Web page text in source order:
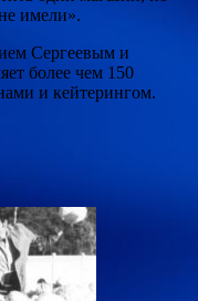
имели».
Сергеевым и
более чем 150
и кейтерингом.